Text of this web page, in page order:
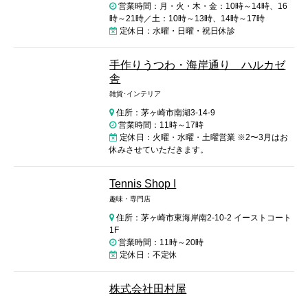
営業時間：月・火・木・金：10時～14時、16
時～21時／土：10時～13時、14時～17時
定休日：水曜・日曜・祝日休診
手作りうつわ・海岸通り ハルカゼ
舎
雑貨･インテリア
住所：茅ヶ崎市南湖3-14-9
営業時間：11時～17時
定休日：火曜・水曜・土曜営業 ※2〜3月はお
休みさせていただきます。
Tennis Shop I
趣味・専門店
住所：茅ヶ崎市東海岸南2-10-2 イーストコート
1F
営業時間：11時～20時
定休日：不定休
株式会社田村屋